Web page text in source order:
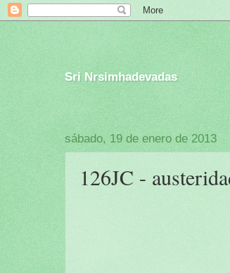
Sri Nrsimhadevadas
sábado, 19 de enero de 2013
126JC -